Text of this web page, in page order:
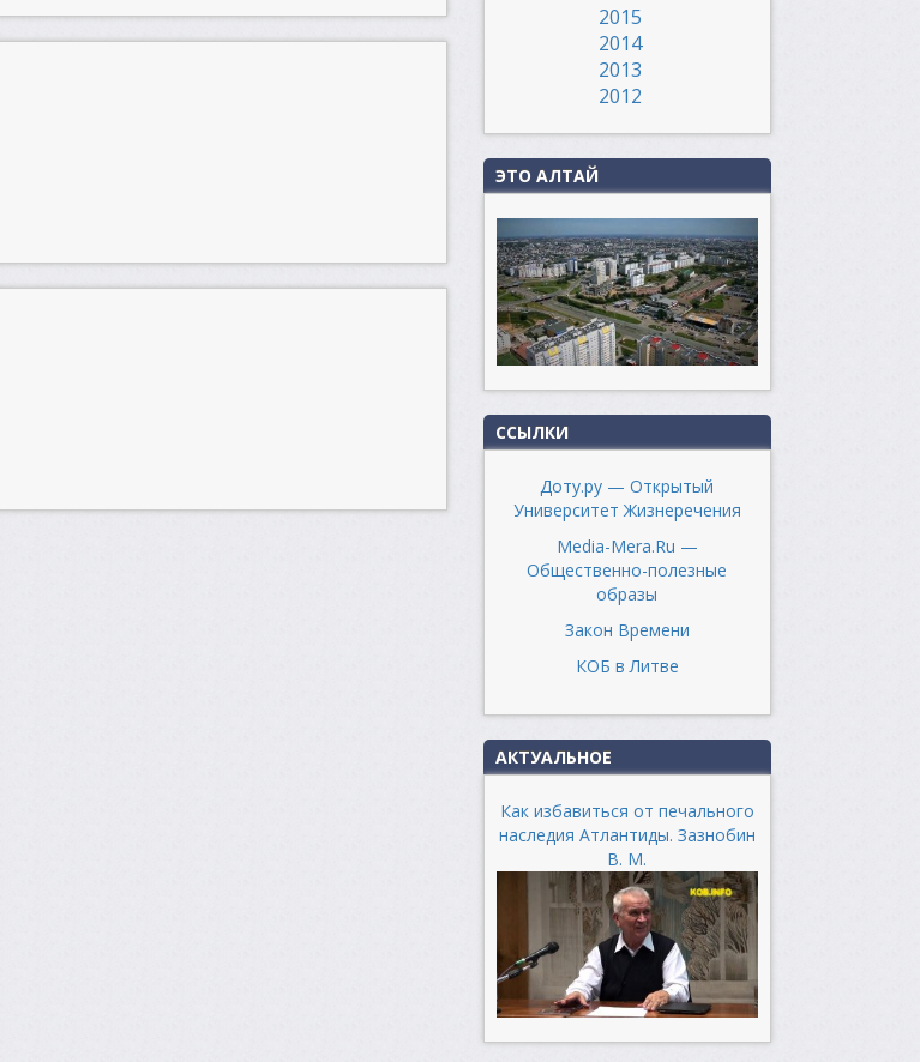
2015
2014
2013
2012
ЭТО АЛТАЙ
ССЫЛКИ
Доту.ру — Открытый
Университет Жизнеречения
Media-Mera.Ru —
Общественно-полезные
образы
Закон Времени
КОБ в Литве
АКТУАЛЬНОЕ
Как избавиться от печального
наследия Атлантиды. Зазнобин
В. М.